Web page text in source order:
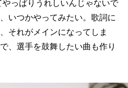
っぱりうれしいんじゃないで
いつかやってみたい。歌詞に
それがメインになってしま
、選手を鼓舞したい曲も作り